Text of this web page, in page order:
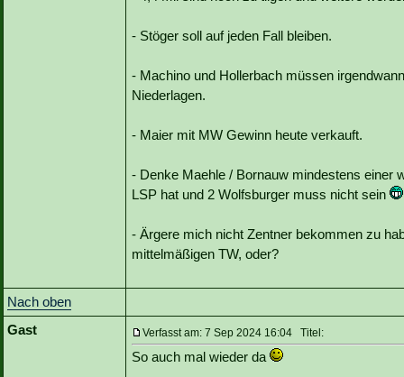
- Stöger soll auf jeden Fall bleiben.
- Machino und Hollerbach müssen
Niederlagen.
- Maier mit MW Gewinn heute verkauft.
- Denke Maehle / Bornauw mindestens einer
LSP hat und 2 Wolfsburger muss nicht sein
- Ärgere mich nicht Zentner bekommen zu
mittelmäßigen TW, oder?
Nach oben
Gast
Verfasst am: 7 Sep 2024 16:04 Titel:
So auch mal wieder da